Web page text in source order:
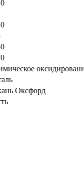
Оксфорд